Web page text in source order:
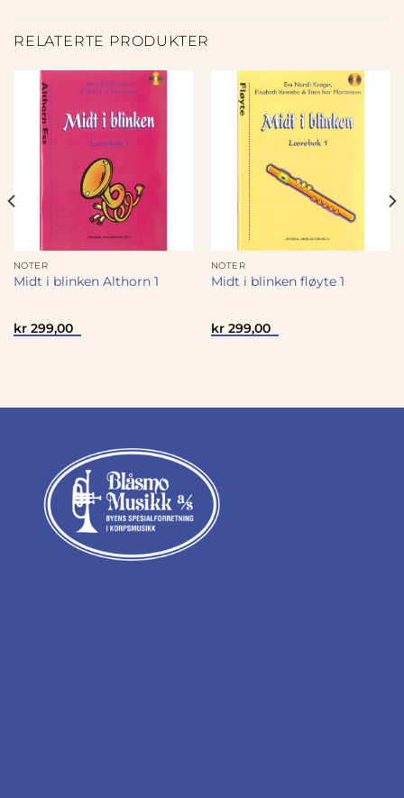
RELATERTE PRODUKTER
NOTER
Midt i blinken Althorn 1
kr299,00
NOTER
Midt i blinken fløyte 1
kr299,00